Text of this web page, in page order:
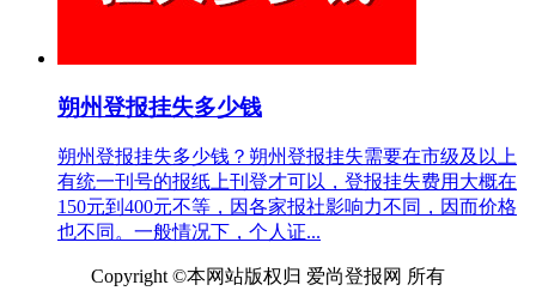
朔州登报挂失多少钱
朔州登报挂失多少钱？朔州登报挂失需要在市级及以上
有统一刊号的报纸上刊登才可以，登报挂失费用大概在
150元到400元不等，因各家报社影响力不同，因而价格
也不同。一般情况下，个人证...
Copyright ©本网站版权归 爱尚登报网 所有